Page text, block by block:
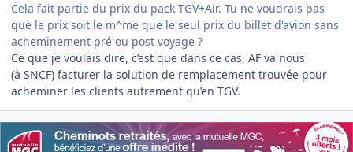
Cela fait partie du prix du pack TGV+Air. Tu ne voudrais pas
que le prix soit le m^me que le seul prix du billet d'avion sans
acheminement pré ou post voyage ?
Ce que je voulais dire, c’est que dans ce cas, AF va nous
(à SNCF) facturer la solution de remplacement trouvée pour
acheminer les clients autrement qu’en TGV.